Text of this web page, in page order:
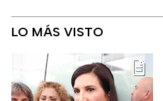
LO MÁS VISTO